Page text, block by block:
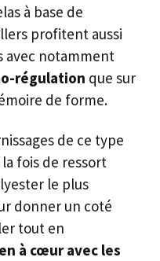
à base de
profitent aussi
avec notamment
régulation que sur
de forme.
de ce type
fois de ressort
le plus
donner un coté
tout en
à cœur avec les